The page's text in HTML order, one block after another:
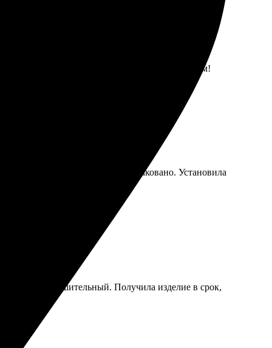
удивила цена и качество. Рекомендую всем!
в срок, всё аккуратно упаковано. Установила
внушительный. Получила изделие в срок,